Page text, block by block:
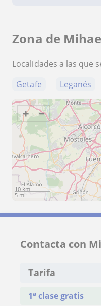
Zona de
Localidades a las que
Getafe
Leganés
+ −
10 km
5 mi
Contacta con
Tarifa
1ª clase gratis